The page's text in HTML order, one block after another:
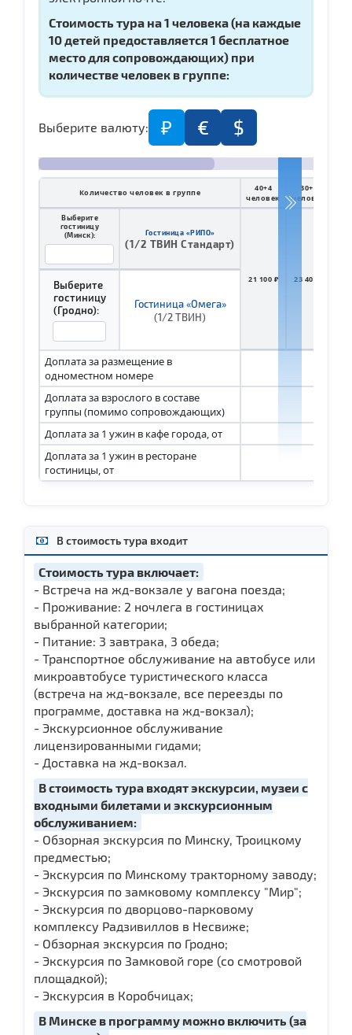
Стоимость тура на 1 человека (на каждые
10 детей предоставляется 1 бесплатное
место для сопровождающих) при
количестве человек в группе:
Выберите валюту: ₽ € $
Количество человек в группе
40+4
человек
30+3
человек
Выберите
гостиницу
(Минск):
Гостиница «РИПО»
(1/2 ТВИН Стандарт)
21 100 ₽ 23 400 ₽
Выберите
гостиницу
(Гродно):
Гостиница «Омега»
(1/2 ТВИН)
Доплата за размещение в
одноместном номере
Доплата за взрослого в составе
группы (помимо сопровождающих)
Доплата за 1 ужин в кафе города, от
Доплата за 1 ужин в ресторане
гостиницы, от
В стоимость тура входит
Стоимость тура включает:
- Встреча на жд-вокзале у вагона поезда;
- Проживание: 2 ночлега в гостиницах
выбранной категории;
- Питание: 3 завтрака, 3 обеда;
- Транспортное обслуживание на автобусе или
микроавтобусе туристического класса
(встреча на жд-вокзале, все переезды по
программе, доставка на жд-вокзал);
- Экскурсионное обслуживание
лицензированными гидами;
- Доставка на жд-вокзал.
В стоимость тура входят экскурсии, музеи с
входными билетами и экскурсионным
обслуживанием:
- Обзорная экскурсия по Минску, Троицкому
предместью;
- Экскурсия по Минскому тракторному заводу;
- Экскурсия по замковому комплексу "Мир";
- Экскурсия по дворцово-парковому
комплексу Радзивиллов в Несвиже;
- Обзорная экскурсия по Гродно;
- Экскурсия по Замковой горе (со смотровой
площадкой);
- Экскурсия в Коробчицах;
В Минске в программу можно включить (за